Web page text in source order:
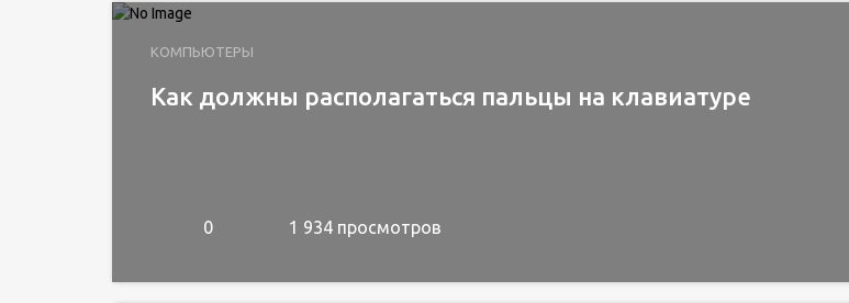
КОМПЬЮТЕРЫ
Как должны располагаться пальцы на клавиатуре
0 1 934 просмотров